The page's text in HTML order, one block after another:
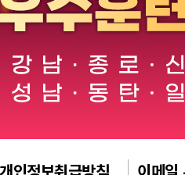
개인정보취급방침 이메일